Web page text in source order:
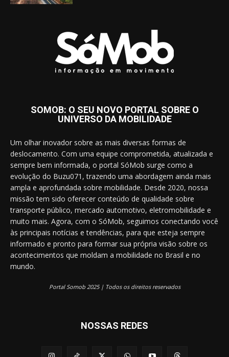
SOMOB: O SEU NOVO PORTAL SOBRE O
UNIVERSO DA MOBILIDADE
Um olhar inovador sobre as mais diversas formas de
deslocamento. Com uma equipe comprometida, atualizada e
sempre bem informada, o portal SóMob surge como a
evolução do Buzu071, trazendo uma abordagem ainda mais
ampla e aprofundada sobre mobilidade. Desde 2020, nossa
missão tem sido oferecer conteúdo de qualidade sobre
transporte público, mercado automotivo, eletromobilidade e
muito mais. Agora, com o SóMob, seguimos conectando você
às principais notícias e tendências, para que esteja sempre
informado e pronto para formar sua própria visão sobre os
acontecimentos que moldam a mobilidade no Brasil e no
mundo.
Portal Somob 2025 | Todos os direitos reservados
NOSSAS REDES